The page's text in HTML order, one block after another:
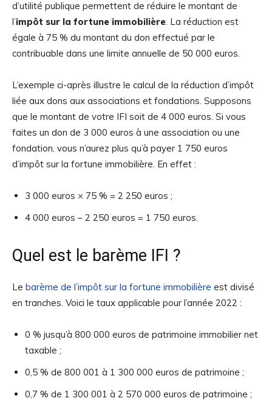
d’utilité publique permettent de réduire le montant de
l’impôt sur la fortune immobilière. La réduction est
égale à 75 % du montant du don effectué par le
contribuable dans une limite annuelle de 50 000 euros.
L’exemple ci-après illustre le calcul de la réduction d’impôt
liée aux dons aux associations et fondations. Supposons
que le montant de votre IFI soit de 4 000 euros. Si vous
faites un don de 3 000 euros à une association ou une
fondation, vous n’aurez plus qu’à payer 1 750 euros
d’impôt sur la fortune immobilière. En effet :
3 000 euros × 75 % = 2 250 euros ;
4 000 euros – 2 250 euros = 1 750 euros.
Quel est le barème IFI ?
Le barème de l’impôt sur la fortune immobilière est divisé
en tranches. Voici le taux applicable pour l’année 2022 :
0 % jusqu’à 800 000 euros de patrimoine immobilier net
taxable ;
0,5 % de 800 001 à 1 300 000 euros de patrimoine ;
0,7 % de 1 300 001 à 2 570 000 euros de patrimoine ;